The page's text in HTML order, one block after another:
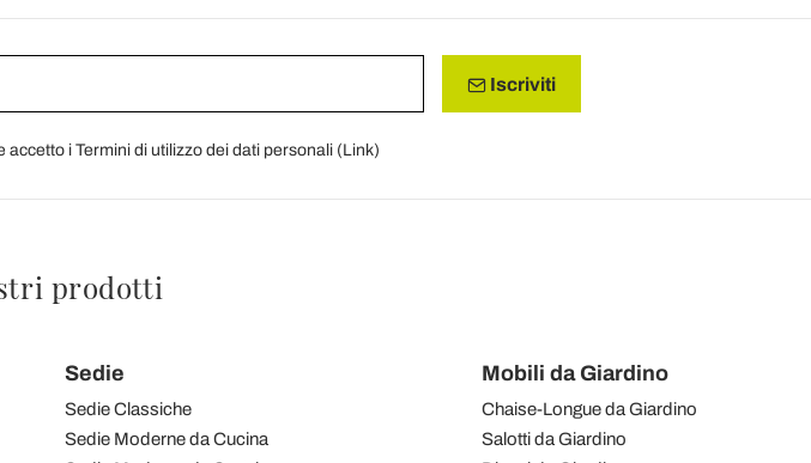
Iscriviti
accetto i Termini di utilizzo dei dati personali (Link)
prodotti
Sedie
Sedie Classiche
Sedie Moderne da Cucina
Mobili da Giardino
Chaise-Longue da Giardino
Salotti da Giardino